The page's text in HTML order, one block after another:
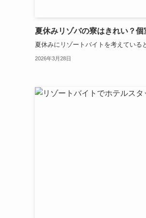
夏休みリゾバの寮はきれい？
夏休みにリゾートバイトを考えてい
2026年3月28日